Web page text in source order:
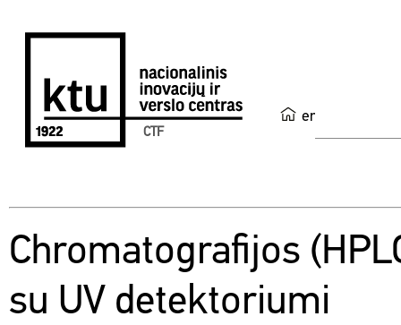
en
CTF
Chromatografijos
su UV detektoriumi